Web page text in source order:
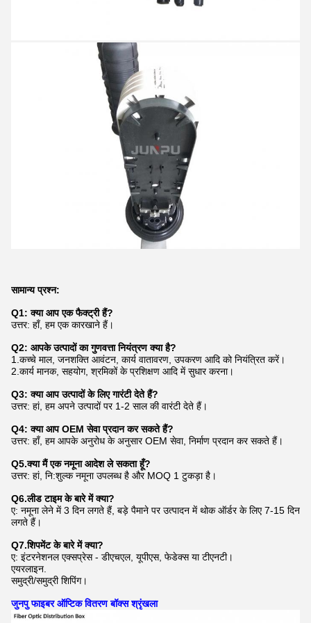
सामान्य प्रश्न:
Q1: क्या आप एक फैक्ट्री हैं?
उत्तर: हाँ, हम एक कारखाने हैं।
Q2: आपके उत्पादों का गुणवत्ता नियंत्रण क्या है?
1.कच्चे माल, जनशक्ति आवंटन, कार्य वातावरण, उपकरण आदि को नियंत्रित करें।
2.कार्य मानक, सहयोग, श्रमिकों के प्रशिक्षण आदि में सुधार करना।
Q3: क्या आप उत्पादों के लिए गारंटी देते हैं?
उत्तर: हां, हम अपने उत्पादों पर 1-2 साल की वारंटी देते हैं।
Q4: क्या आप OEM सेवा प्रदान कर सकते हैं?
उत्तर: हाँ, हम आपके अनुरोध के अनुसार OEM सेवा, निर्माण प्रदान कर सकते हैं।
Q5.क्या मैं एक नमूना आदेश ले सकता हूँ?
उत्तर: हां, नि:शुल्क नमूना उपलब्ध है और MOQ 1 टुकड़ा है।
Q6.लीड टाइम के बारे में क्या?
ए: नमूना लेने में 3 दिन लगते हैं, बड़े पैमाने पर उत्पादन में थोक ऑर्डर के लिए 7-15 दिन
लगते हैं।
Q7.शिपमेंट के बारे में क्या?
ए: इंटरनेशनल एक्सप्रेस - डीएचएल, यूपीएस, फेडेक्स या टीएनटी।
एयरलाइन.
समुद्री/समुद्री शिपिंग।
जुनपु फाइबर ऑप्टिक वितरण बॉक्स श्रृंखला